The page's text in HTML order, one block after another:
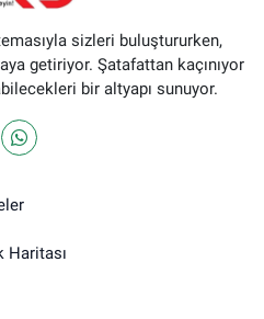
sizleri buluştururken,
getiriyor. Şatafattan kaçınıyor
bir altyapı sunuyor.
Haritası